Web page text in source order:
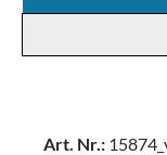
Art. Nr.: